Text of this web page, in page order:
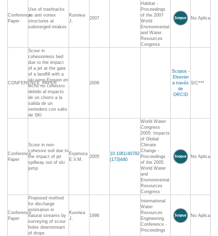
Conference
Paper
Use of trashracks
as anti vortex
structures at
submerged intakes
Kuroiwa
J.
2007
Habitat -
Proceedings
of the 2007
World
Environmental
and Water
Resources
Congress
No Aplica
CONFERENCE_PAPER
Scour in
cohesionless bed
due to the impact
of a jet at the gate
of a landfill with a
ski jump,Erosion en
lecho no cohesivo
debido al impacto
de un chorro a la
salida de un
vertedero con salto
de SKI
2006
Scopus -
Elsevier
a través
de
ORCID
S/C***
Conference
Paper
Scour in non-
cohesive soil due to
the impact of jet
spillway out of ski
jump
Espinoza
E.V.M.
2005
10.1061/40792
(173)440
World Water
Congress
2005: Impacts
of Global
Climate
Change -
Proceedings
of the 2005
World Water
and
Environmental
Resources
Congress
No Aplica
Conference
Paper
Proposed method
for discharge
estimation in
natural streams by
surveying of scour
holes downstream
of drops
Kuroiwa
J.
1998
International
Water
Resources
Engineering
Conference -
Proceedings
No Aplica